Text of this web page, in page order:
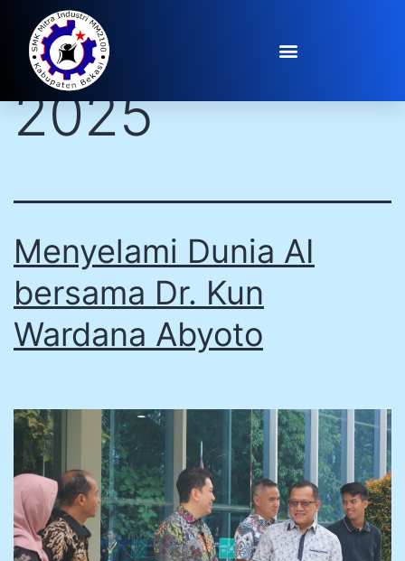
Day:
July 30,
2025
Menyelami Dunia AI
bersama Dr. Kun
Wardana Abyoto